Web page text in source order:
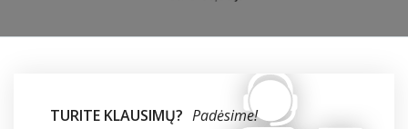
TURITE KLAUSIMŲ? Padėsime!